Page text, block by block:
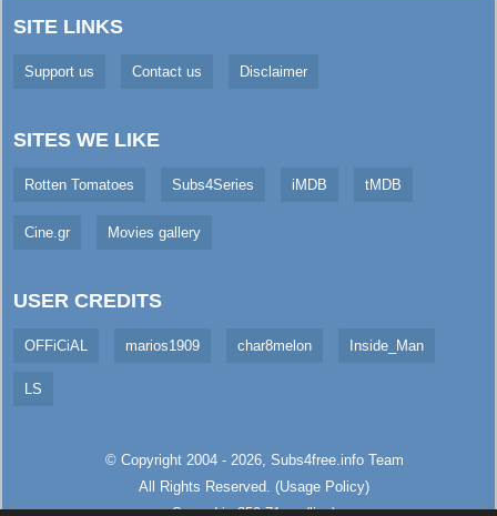
SITE LINKS
Support us Contact us Disclaimer
SITES WE LIKE
Rotten Tomatoes Subs4Series iMDB tMDB
Cine.gr Movies gallery
USER CREDITS
OFFiCiAL marios1909 char8melon Inside_Man
LS
© Copyright 2004 - 2026, Subs4free.infoTeam
All Rights Reserved. (Usage Policy)